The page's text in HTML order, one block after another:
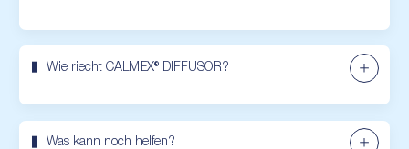
Wie riecht CALMEX® DIFFUSOR?
Was kann noch helfen?